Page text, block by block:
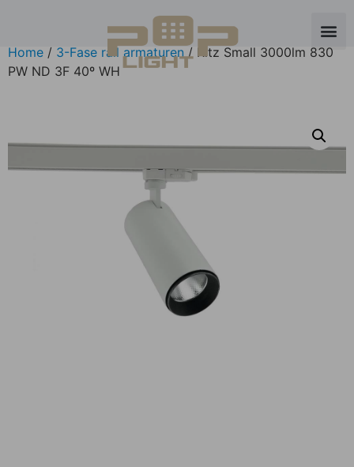
Home / 3-Fase rail armaturen / Ritz Small 3000lm 830
PW ND 3F 40º WH